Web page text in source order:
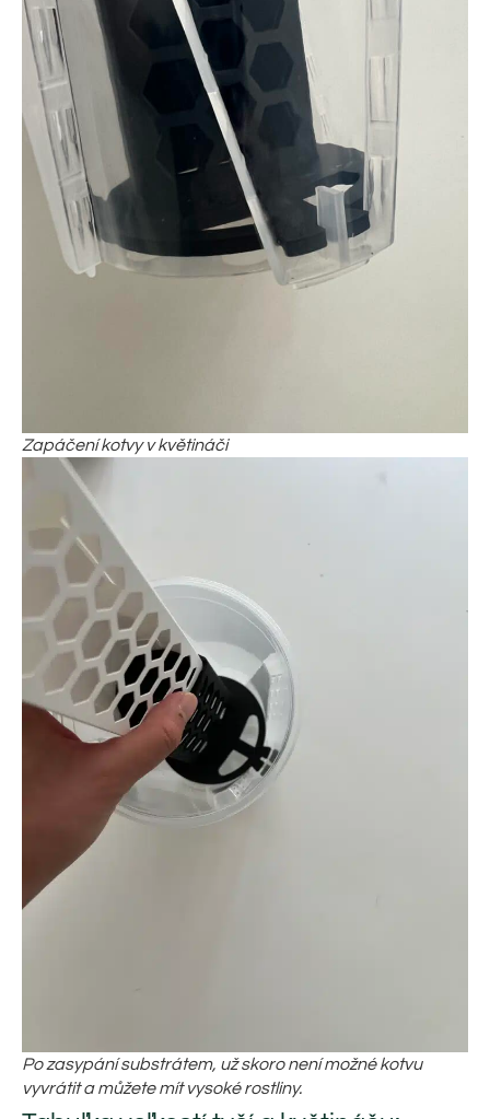
Zapáčení kotvy v květináči
Po zasypání substrátem, už skoro není možné kotvu
vyvrátit a můžete mít vysoké rostliny.